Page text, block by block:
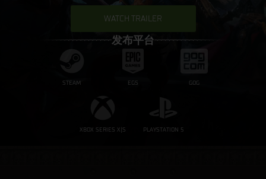
WATCH TRAILER
发布平台
STEAM EGS GOG
XBOX SERIES X|S PLAYSTATION 5